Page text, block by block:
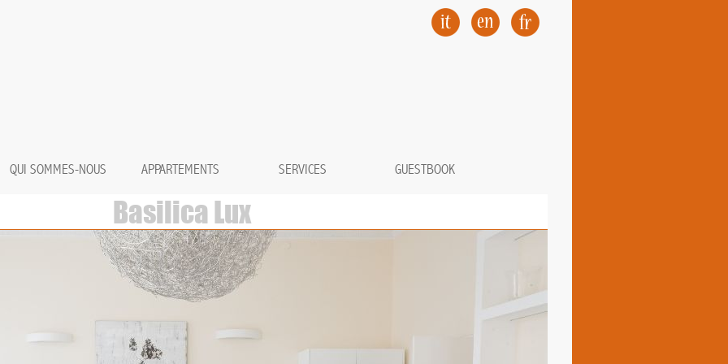
QUI SOMMES-NOUS APPARTEMENTS SERVICES GUESTBOOK
Basilica Lux